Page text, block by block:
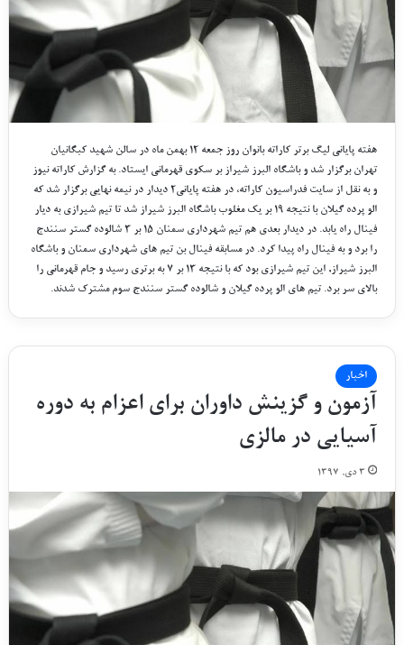
هفته پایانی لیگ برتر کاراته بانوان روز جمعه ۱۲ بهمن ماه در سالن شهید کبگانیان
تهران برگزار شد و باشگاه البرز شیراز بر سکوی قهرمانی ایستاد. به گزارش کاراته نیوز
و به نقل از سایت فدراسیون کاراته، در هفته پایانی2 دیدار در نیمه نهایی برگزار شد که
الو پرده گیلان با نتیجه ۱۹ بر یک مغلوب باشگاه البرز شیراز شد تا تیم شیرازی به دیار
فینال راه یابد. در دیدار بعدی هم تیم شهرداری سمنان ۱۵ بر ۳ شالوده گستر سنندج
را برد و به فینال راه پیدا کرد. در مسابقه فینال بن تیم های شهرداری سمنان و باشگاه
البرز شیراز, این تیم شیرازی بود که با نتیجه ۱۳ بر ۷ به برتری رسید و جام قهرمانی را
بالای سر برد. تیم های الو پرده گیلان و شالوده گستر سنندج سوم مشترک شدند.
اخبار
آزمون و گزینش داوران برای اعزام به دوره
آسیایی در مالزی
۳ دی, ۱۳۹۷